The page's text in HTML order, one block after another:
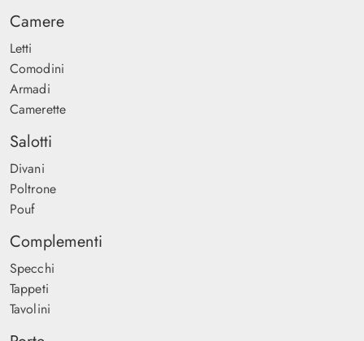
Camere
Letti
Comodini
Armadi
Camerette
Salotti
Divani
Poltrone
Pouf
Complementi
Specchi
Tappeti
Tavolini